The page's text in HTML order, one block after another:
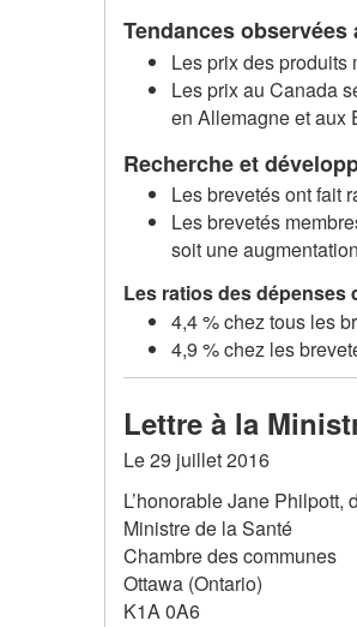
Tendances
Les prix des produits
Les prix au Canada
en Allemagne et aux
Recherche et
Les brevetés ont fait
Les brevetés
soit une
Les ratios des dépenses
4,4 % chez tous les
4,9 % chez les
Lettre à la
Le 29 juillet 2016
L’honorable Jane Philpott,
Ministre de la Santé
Chambre des communes
Ottawa (Ontario)
K1A 0A6